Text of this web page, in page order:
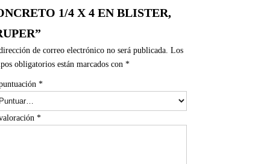
1/4 X 4 EN BLISTER,
de correo electrónico no será publicada. Los
obligatorios están marcados con *
*
*